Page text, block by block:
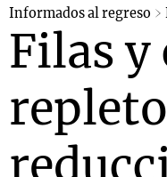
Informados al regreso
Filas